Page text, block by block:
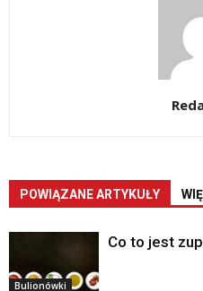
POWIĄZANE ARTYKUŁY
Bulionówki
Co to jest